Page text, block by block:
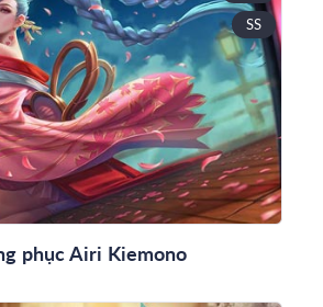
SS
phục Airi Kiemono